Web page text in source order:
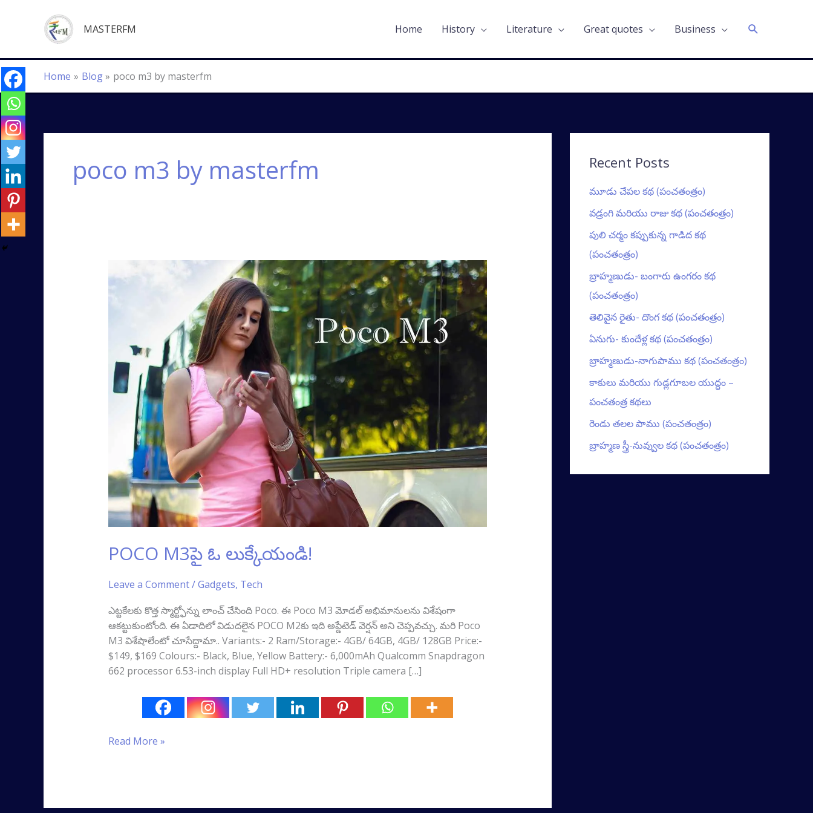
MASTERFM Home History Literature Great quotes Business Search
Home Blog poco m3 by masterfm
poco m3 by masterfm
POCO M3‌పై ఓ లుక్కేయండి!
Leave a Comment/Gadgets, Tech
ఎట్టకేలకు కొత్త స్మార్ట్ఫోన్ను లాంచ్ చేసింది Poco. ఈ Poco M3 మోడల్ అభిమానులను విశేషంగా
ఆకట్టుకుంటోంది. ఈ ఏడాదిలో విడుదలైన POCO M2కు ఇది అప్డేటెడ్ వెర్షన్ అని చెప్పవచ్చు. మరి Poco
M3 విశేషాలేంటో చూసేద్దామా.. Variants:- 2 Ram/Storage:- 4GB/ 64GB, 4GB/ 128GB Price:-
$149, $169 Colours:- Black, Blue, Yellow Battery:- 6,000mAh Qualcomm Snapdragon
662 processor 6.53-inch display Full HD+ resolution Triple camera […]
M3‌పై
Read More »
Recent Posts
మూడు చేపల కథ (పంచతంత్రం)
వడ్రంగి మరియు రాజు కథ (పంచతంత్రం)
పులి చర్మం కప్పుకున్న గాడిద కథ
(పంచతంత్రం)
బ్రాహ్మణుడు- బంగారు ఉంగరం కథ
(పంచతంత్రం)
తెలివైన రైతు- దొంగ కథ (పంచతంత్రం)
ఏనుగు- కుందేళ్ల కథ (పంచతంత్రం)
బ్రాహ్మణుడు-నాగుపాము కథ (పంచతంత్రం)
కాకులు మరియు గుడ్లగూబల యుద్ధం –
పంచతంత్ర కథలు
రెండు తలల పాము (పంచతంత్రం)
బ్రాహ్మణ స్త్రీ-నువ్వుల కథ (పంచతంత్రం)